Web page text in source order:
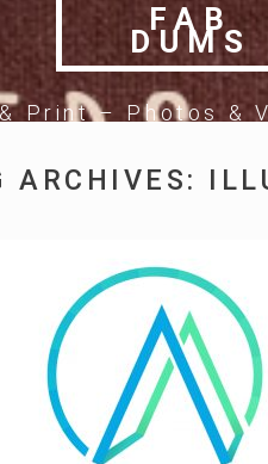
FAB
DUMS
Print – Photos &
ARCHIVES: